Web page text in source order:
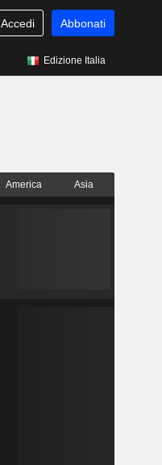
Accedi Abbonati
Edizione Italia
America Asia